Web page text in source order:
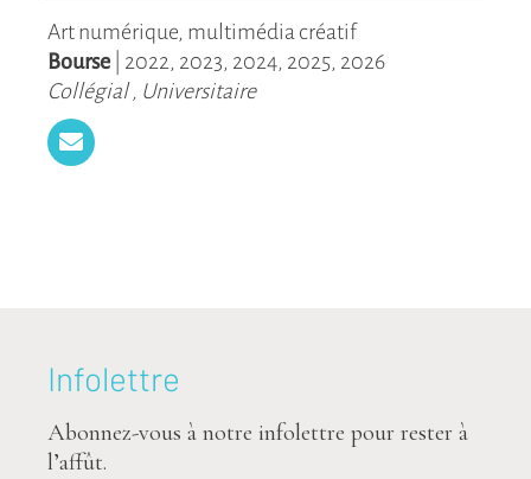
Art numérique, multimédia créatif
Bourse
2022 , 2023, 2024, 2025, 2026
Collégial, Universitaire
Infolettre
Abonnez-vous à notre infolettre pour rester à
l’affût.